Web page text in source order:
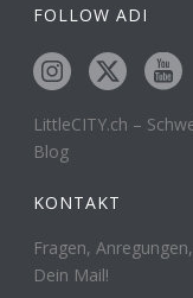
FOLLOW ADI
LittleCITY.ch –
Blog
KONTAKT
Fragen,
Dein Mail!